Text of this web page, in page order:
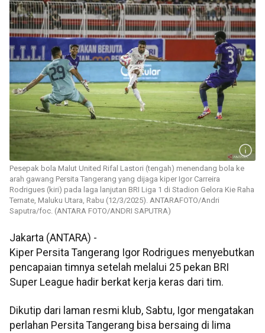
Pesepak bola Malut United Rifal Lastori (tengah) menendang bola ke
arah gawang Persita Tangerang yang dijaga kiper Igor Carreira
Rodrigues (kiri) pada laga lanjutan BRI Liga 1 di Stadion Gelora Kie Raha
Ternate, Maluku Utara, Rabu (12/3/2025). ANTARAFOTO/Andri
Saputra/foc. (ANTARA FOTO/ANDRI SAPUTRA)
Jakarta (ANTARA) -
Kiper Persita Tangerang Igor Rodrigues menyebutkan
pencapaian timnya setelah melalui 25 pekan BRI
Super League hadir berkat kerja keras dari tim.
Dikutip dari laman resmi klub, Sabtu, Igor mengatakan
perlahan Persita Tangerang bisa bersaing di lima